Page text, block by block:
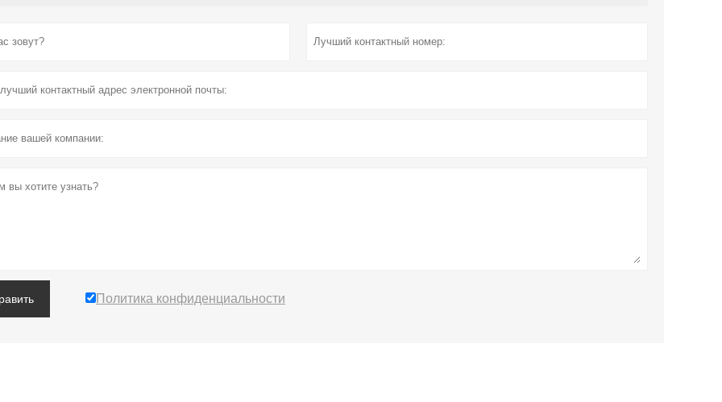
Политика конфиденциальности